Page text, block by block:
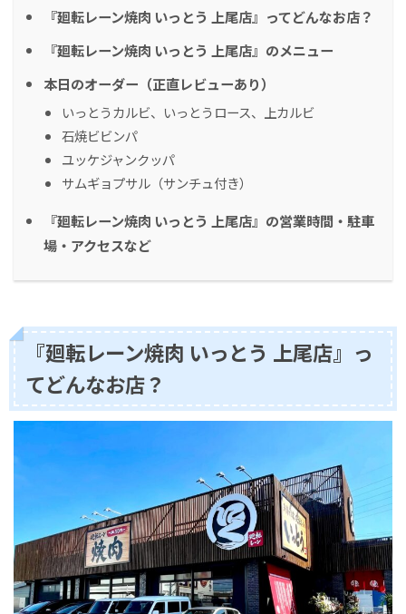
『廻転レーン焼肉 いっとう 上尾店』ってどんなお店？
『廻転レーン焼肉 いっとう 上尾店』のメニュー
本日のオーダー（正直レビューあり）
いっとうカルビ、いっとうロース、上カルビ
石焼ビビンパ
ユッケジャンクッパ
サムギョプサル（サンチュ付き）
『廻転レーン焼肉 いっとう 上尾店』の営業時間・駐車
場・アクセスなど
『廻転レーン焼肉 いっとう 上尾店』っ
てどんなお店？